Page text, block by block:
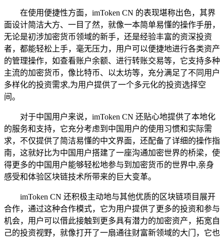
在使用便捷性方面，imToken CN 的表现堪称出色，其界
面设计简洁大方、一目了然，就像一本简单易懂的操作手册，
无论是初涉加密货币领域的新手，还是经验丰富的资深投资
者，都能轻松上手，毫无压力，用户可以便捷地进行各类资产
的管理操作，如查看账户余额、进行转账交易等，它支持多种
主流的加密货币，像比特币、以太坊等，充分满足了不同用户
多样化的投资需求,为用户提供了一个多元化的投资选择空
间。
对于中国用户来说，imToken CN 还贴心地提供了本地化
的服务和支持，它充分考虑到中国用户的使用习惯和实际需
求，不仅提供了简洁易懂的中文界面，还配备了详细的操作指
南，这就好比为中国用户搭建了一座沟通加密世界的桥梁，使
得更多的中国用户能够轻松地参与到加密货币的世界中,亲身
感受和体验区块链技术所带来的巨大变革。
imToken CN 还积极主动地与其他优质的区块链项目展开
合作，通过这种合作模式，它为用户提供了更多的投资和参与
机会，用户可以借此接触到更多具有潜力的加密资产，拓宽自
己的投资视野，就像打开了一扇通往财富新领域的大门，它也